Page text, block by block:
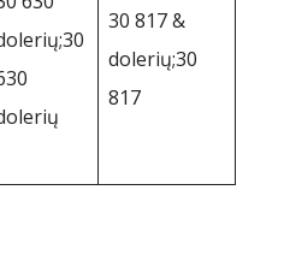
30 817 &
dolerių;30
817